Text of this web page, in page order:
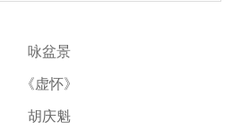
咏盆景
《虚怀》
胡庆魁